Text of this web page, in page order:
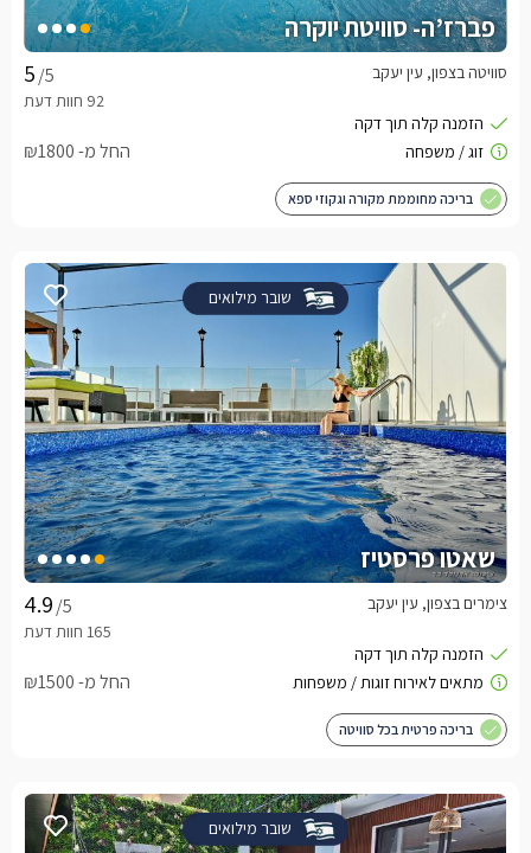
פברז’ה- סוויטת יוקרה
/5 סוויטה בצפון, עין יעקב
החל מ- ₪1800
בריכה מחוממת מקורה וגקוזי ספא
שובר מילואים
שאטו פרסטיז
/5 צימרים בצפון, עין יעקב
החל מ- ₪1500
בריכה פרטית בכל סוויטה
שובר מילואים